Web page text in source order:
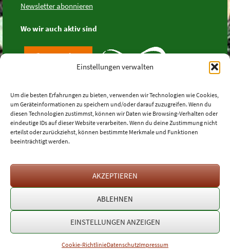
Einstellungen verwalten
Um die besten Erfahrungen zu bieten, verwenden wir Technologien wie Cookies,
um Geräteinformationen zu speichern und/oder darauf zuzugreifen. Wenn du
diesen Technologien zustimmst, können wir Daten wie Browsing-Verhalten oder
eindeutige IDs auf dieser Website verarbeiten. Wenn du deine Zustimmung nicht
erteilst oder zurückziehst, können bestimmte Merkmale und Funktionen
beeinträchtigt werden.
AKZEPTIEREN
ABLEHNEN
EINSTELLUNGEN ANZEIGEN
Cookie-RichtlinieDatenschutzImpressum
Newsletter abonnieren
Wo wir auch aktiv sind
Vertrag widerrufen